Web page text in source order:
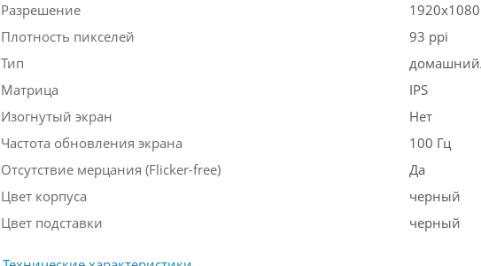
Разрешение
1920x1080
Плотность пикселей
93 ppi
Тип
Матрица
IPS
Изогнутый экран
Нет
Частота обновления экрана
100 Гц
Отсутствие мерцания (Flicker-free)
Да
Цвет корпуса
черный
Цвет подставки
черный